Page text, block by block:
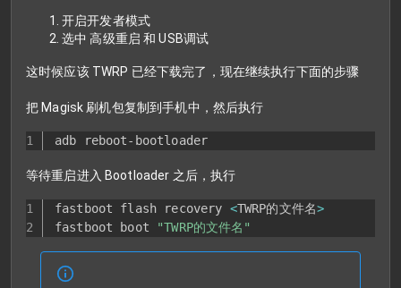
开启开发者模式
选中 高级重启 和 USB调试
这时候应该 TWRP 已经下载完了，现在继续执行下面的步骤
把 Magisk 刷机包复制到手机中，然后执行
adb reboot-bootloader
等待重启进入 Bootloader 之后，执行
fastboot flash recovery <TWRP的文件名>
fastboot boot
"TWRP的文件名"